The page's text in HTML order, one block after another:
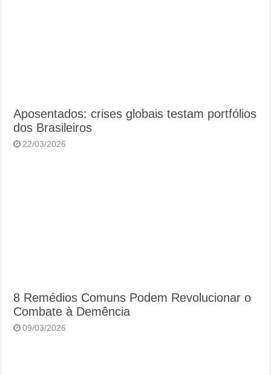
Aposentados: crises globais testam portfólios
dos Brasileiros
22/03/2026
8 Remédios Comuns Podem Revolucionar o
Combate à Demência
09/03/2026